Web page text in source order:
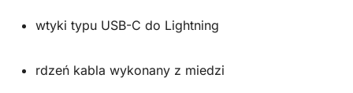
wtyki typu USB-C do Lightning
rdzeń kabla wykonany z miedzi